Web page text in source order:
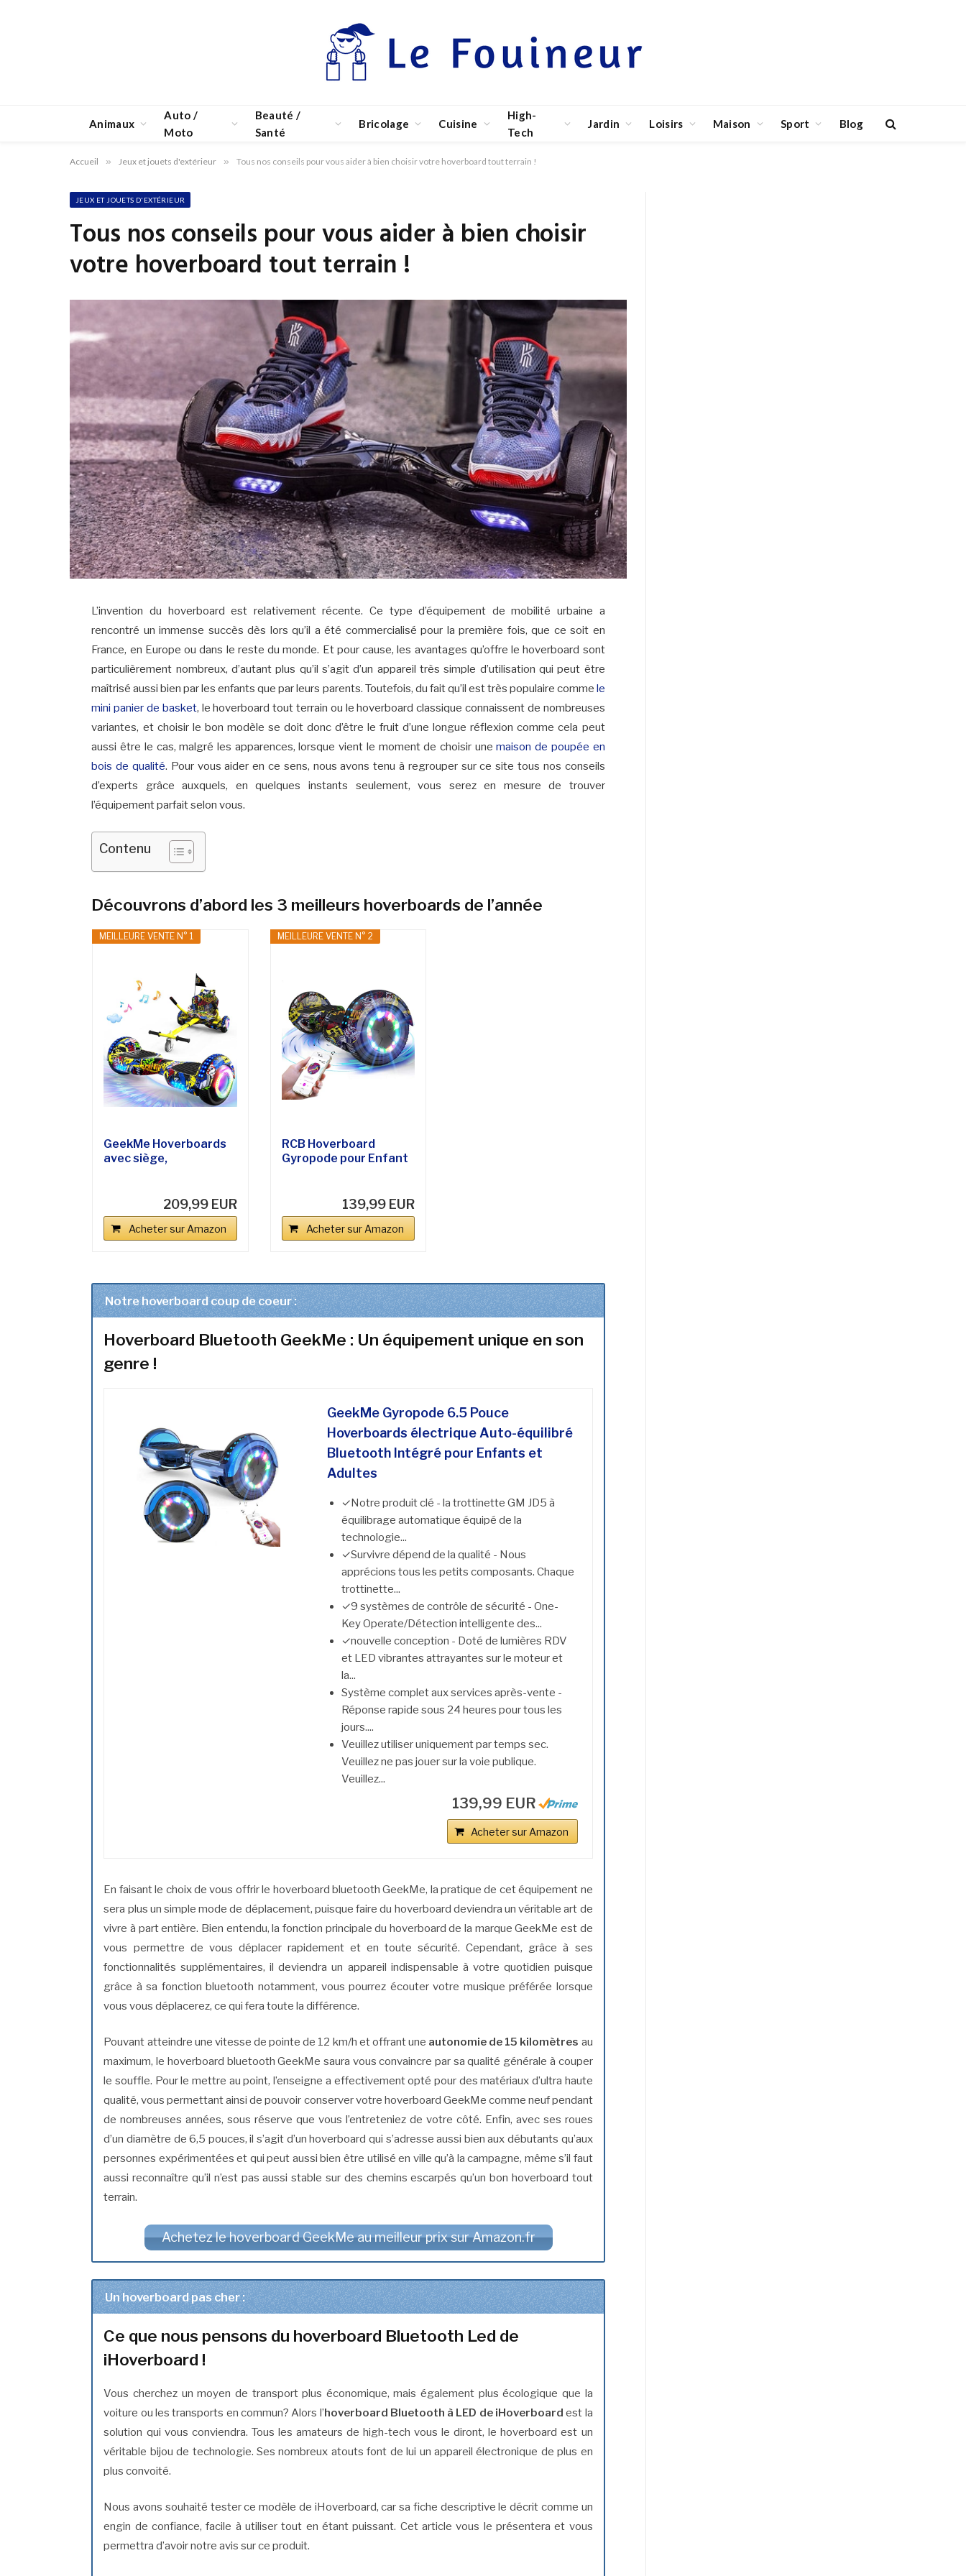
Animaux
Auto /
Moto
Beauté /
Santé
Bricolage Cuisine
High-
Tech
Jardin Loisirs Maison Sport Blog
Accueil » Jeux et jouets d'extérieur » Tous nos conseils pour vous aider à bien choisir votre hoverboard tout terrain !
JEUX ET JOUETS D'EXTÉRIEUR
Tous nos conseils pour vous aider à bien choisir
votre hoverboard tout terrain !
L’invention du hoverboard est relativement récente. Ce type d’équipement de mobilité urbaine a
rencontré un immense succès dès lors qu’il a été commercialisé pour la première fois, que ce soit en
France, en Europe ou dans le reste du monde. Et pour cause, les avantages qu’offre le hoverboard sont
particulièrement nombreux, d’autant plus qu’il s’agit d’un appareil très simple d’utilisation qui peut être
maîtrisé aussi bien par les enfants que par leurs parents. Toutefois, du fait qu’il est très populaire comme le
mini panier de basket, le hoverboard tout terrain ou le hoverboard classique connaissent de nombreuses
variantes, et choisir le bon modèle se doit donc d’être le fruit d’une longue réflexion comme cela peut
aussi être le cas, malgré les apparences, lorsque vient le moment de choisir unemaison de poupée en
bois de qualité. Pour vous aider en ce sens, nous avons tenu à regrouper sur ce site tous nos conseils
d’experts grâce auxquels, en quelques instants seulement, vous serez en mesure de trouver
l’équipement parfait selon vous.
Contenu
Découvrons d’abord les 3 meilleurs hoverboards de l’année
MEILLEURE VENTE N° 1
GeekMe Hoverboards
avec siège,
209,99 EUR
Acheter sur Amazon
MEILLEURE VENTE N° 2
RCB Hoverboard
Gyropode pour Enfant
139,99 EUR
Acheter sur Amazon
Notre hoverboard coup de coeur :
Hoverboard Bluetooth GeekMe : Un équipement unique en son
genre !
GeekMe Gyropode 6.5 Pouce
Hoverboards électrique Auto-équilibré
Bluetooth Intégré pour Enfants et
Adultes
✓Notre produit clé - la trottinette GM JD5 à
équilibrage automatique équipé de la
technologie...
✓Survivre dépend de la qualité - Nous
apprécions tous les petits composants. Chaque
trottinette...
✓9 systèmes de contrôle de sécurité - One-
Key Operate/Détection intelligente des...
✓nouvelle conception - Doté de lumières RDV
et LED vibrantes attrayantes sur le moteur et
la...
Système complet aux services après-vente -
Réponse rapide sous 24 heures pour tous les
jours....
Veuillez utiliser uniquement par temps sec.
Veuillez ne pas jouer sur la voie publique.
Veuillez...
139,99 EUR
Acheter sur Amazon
En faisant le choix de vous offrir le hoverboard bluetooth GeekMe, la pratique de cet équipement ne
sera plus un simple mode de déplacement, puisque faire du hoverboard deviendra un véritable art de
vivre à part entière. Bien entendu, la fonction principale du hoverboard de la marque GeekMe est de
vous permettre de vous déplacer rapidement et en toute sécurité. Cependant, grâce à ses
fonctionnalités supplémentaires, il deviendra un appareil indispensable à votre quotidien puisque
grâce à sa fonction bluetooth notamment, vous pourrez écouter votre musique préférée lorsque
vous vous déplacerez, ce qui fera toute la différence.
Pouvant atteindre une vitesse de pointe de 12 km/h et offrant une autonomie de 15 kilomètres au
maximum, le hoverboard bluetooth GeekMe saura vous convaincre par sa qualité générale à couper
le souffle. Pour le mettre au point, l’enseigne a effectivement opté pour des matériaux d’ultra haute
qualité, vous permettant ainsi de pouvoir conserver votre hoverboard GeekMe comme neuf pendant
de nombreuses années, sous réserve que vous l’entreteniez de votre côté. Enfin, avec ses roues
d’un diamètre de 6,5 pouces, il s’agit d’un hoverboard qui s’adresse aussi bien aux débutants qu’aux
personnes expérimentées et qui peut aussi bien être utilisé en ville qu’à la campagne, même s’il faut
aussi reconnaître qu’il n’est pas aussi stable sur des chemins escarpés qu’un bon hoverboard tout
terrain.
Achetez le hoverboard GeekMe au meilleur prix sur Amazon.fr
Un hoverboard pas cher :
Ce que nous pensons du hoverboard Bluetooth Led de
iHoverboard !
Vous cherchez un moyen de transport plus économique, mais également plus écologique que la
voiture ou les transports en commun? Alors l’hoverboard Bluetooth à LED de iHoverboard est la
solution qui vous conviendra. Tous les amateurs de high-tech vous le diront, le hoverboard est un
véritable bijou de technologie. Ses nombreux atouts font de lui un appareil électronique de plus en
plus convoité.
Nous avons souhaité tester ce modèle de iHoverboard, car sa fiche descriptive le décrit comme un
engin de confiance, facile à utiliser tout en étant puissant. Cet article vous le présentera et vous
permettra d’avoir notre avis sur ce produit.